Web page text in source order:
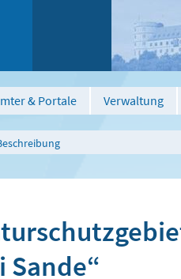
& Portale Verwaltung
Sande“